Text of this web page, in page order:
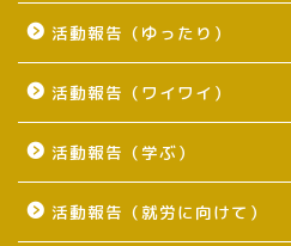
活動報告（ゆったり）
活動報告（ワイワイ）
活動報告（学ぶ）
活動報告（就労に向けて）